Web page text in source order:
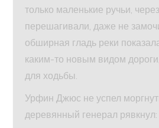
только маленькие ручьи,
перешагивали, даже не
обширная гладь реки
каким-то новым видом
для ходьбы.
Урфин Джюс не успел
деревянный генерал рявкнул: